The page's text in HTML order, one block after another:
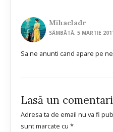
Mihaeladr
SÂMBĂTĂ, 5 MARTIE
Sa ne anunti cand apare pe
Lasă un
Adresa ta de email nu va fi
sunt marcate cu *